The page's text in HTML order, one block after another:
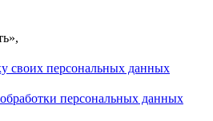
своих персональных данных
персональных данных